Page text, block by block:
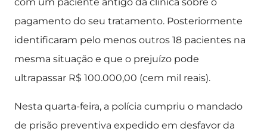
pagamento do seu tratamento. Posteriormente
identificaram pelo menos outros 18 pacientes na
mesma situação e que o prejuízo pode
ultrapassar R$ 100.000,00 (cem mil reais).
Nesta quarta-feira, a polícia cumpriu o mandado
de prisão preventiva expedido em desfavor da